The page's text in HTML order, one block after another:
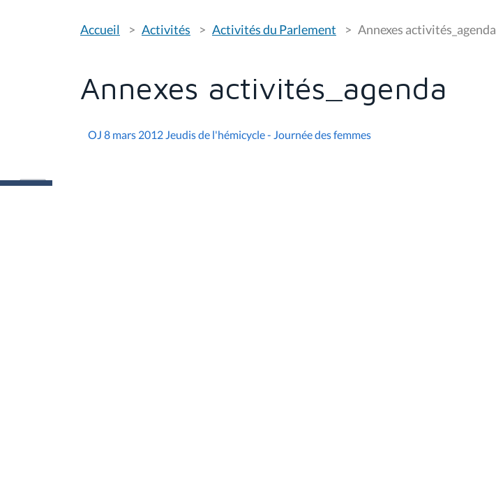
o
e
s
Accueil Activités Activités du Parlement Annexes activités_agenda
Annexes activités_agenda
OJ 8 mars 2012 Jeudis de l'hémicycle - Journée des femmes